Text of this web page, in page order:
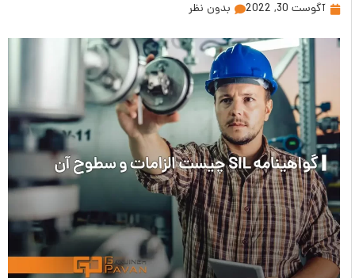
آگوست 30, 2022 بدون نظر